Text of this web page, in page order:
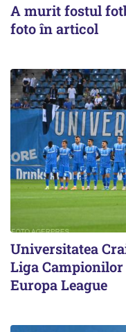
A murit fostul
foto în articol
Universitatea
Liga
Europa League